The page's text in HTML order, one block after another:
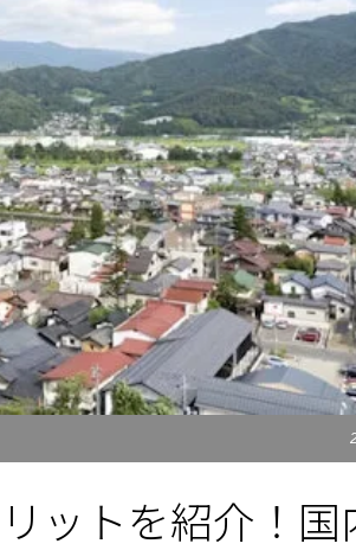
ットを紹介！国